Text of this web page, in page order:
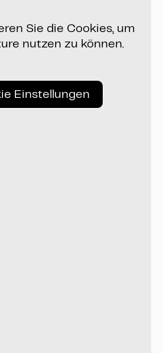
Sie die Cookies, um
nutzen zu können.
Einstellungen